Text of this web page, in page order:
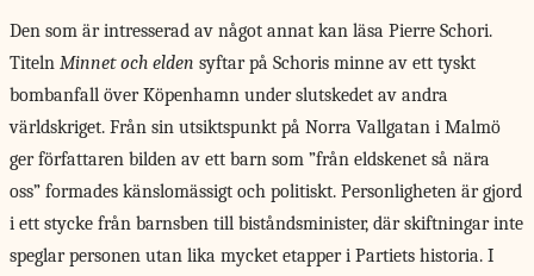
Den som är intresserad av något annat kan läsa Pierre Schori.
Titeln Minnet och elden syftar på Schoris minne av ett tyskt
bombanfall över Köpenhamn under slutskedet av andra
världskriget. Från sin utsiktspunkt på Norra Vallgatan i Malmö
ger författaren bilden av ett barn som ”från eldskenet så nära
oss” formades känslomässigt och politiskt. Personligheten är gjord
i ett stycke från barnsben till biståndsminister, där skiftningar inte
speglar personen utan lika mycket etapper i Partiets historia. I